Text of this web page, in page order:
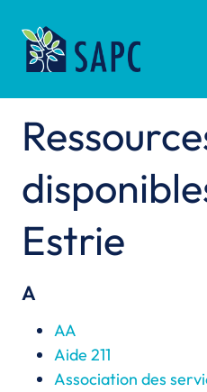
content
Estrie
A
AA
Aide 211
Association des